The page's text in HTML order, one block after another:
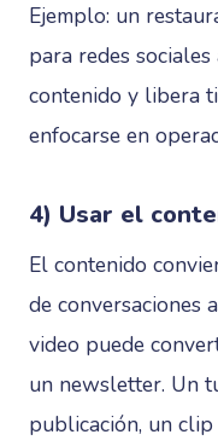
Ejemplo: un
para redes
contenido y libera
enfocarse en
4) Usar el
El contenido
de conversaciones
video puede
un newsletter. Un
publicación, un